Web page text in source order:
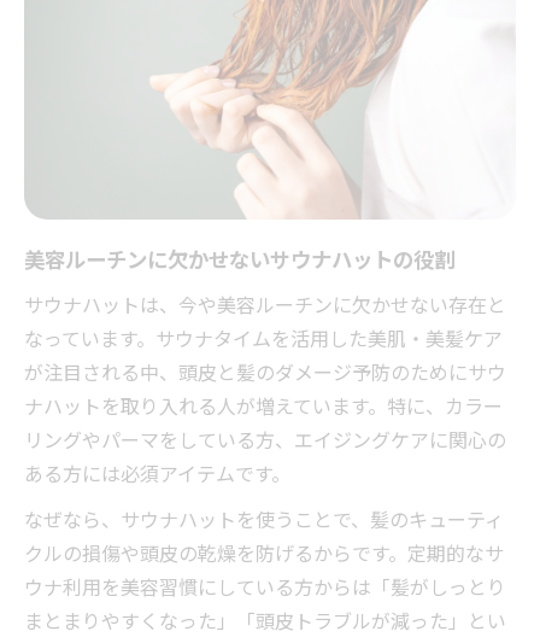
美容ルーチンに欠かせないサウナハットの役割
サウナハットは、今や美容ルーチンに欠かせない存在と
なっています。サウナタイムを活用した美肌・美髪ケア
が注目される中、頭皮と髪のダメージ予防のためにサウ
ナハットを取り入れる人が増えています。特に、カラー
リングやパーマをしている方、エイジングケアに関心の
ある方には必須アイテムです。
なぜなら、サウナハットを使うことで、髪のキューティ
クルの損傷や頭皮の乾燥を防げるからです。定期的なサ
ウナ利用を美容習慣にしている方からは「髪がしっとり
まとまりやすくなった」「頭皮トラブルが減った」とい